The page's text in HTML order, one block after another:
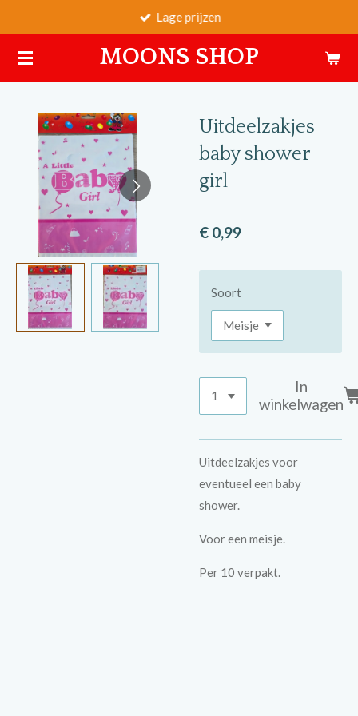
naar
de
MOONS SHOP
Lage prijzen
Uitdeelzakjes
baby shower
girl
€ 0,99
Soort
In
winkelwagen
Uitdeelzakjes voor
eventueel een baby
shower.
Voor een meisje.
Per 10 verpakt.